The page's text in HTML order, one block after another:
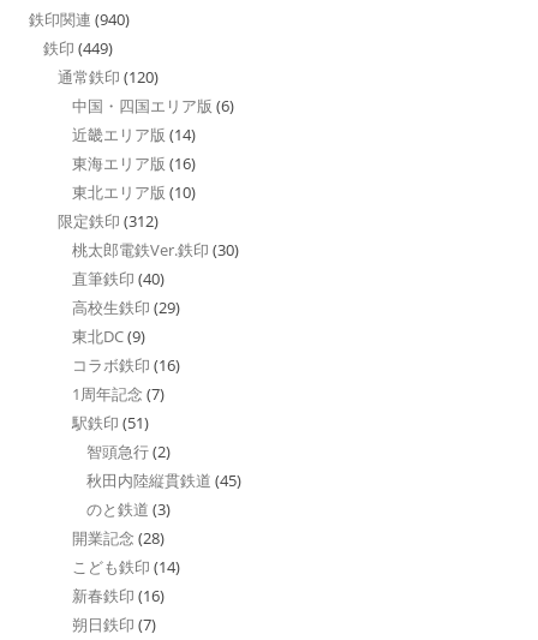
鉄印関連 (940)
鉄印 (449)
通常鉄印 (120)
中国・四国エリア版 (6)
近畿エリア版 (14)
東海エリア版 (16)
東北エリア版 (10)
限定鉄印 (312)
桃太郎電鉄Ver.鉄印 (30)
直筆鉄印 (40)
高校生鉄印 (29)
東北DC(9)
コラボ鉄印 (16)
1周年記念 (7)
駅鉄印 (51)
智頭急行(2)
秋田内陸縦貫鉄道 (45)
のと鉄道 (3)
開業記念 (28)
こども鉄印 (14)
新春鉄印 (16)
朔日鉄印 (7)